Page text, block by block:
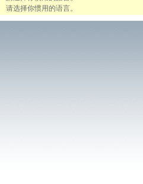
请选择你惯用的语言。